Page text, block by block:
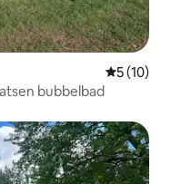
5 (10)
bubbelbad